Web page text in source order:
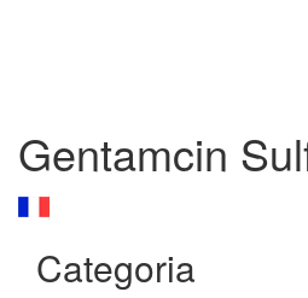
Gentamcin
Categoria